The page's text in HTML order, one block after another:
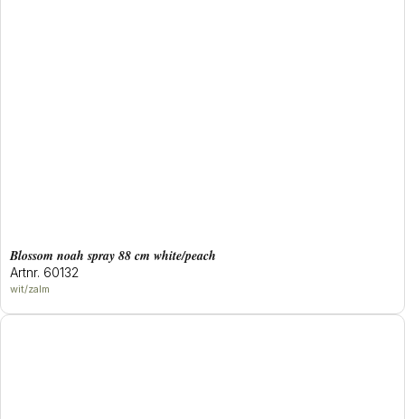
blossom noah spray 88 cm white/peach
Artnr. 60132
wit/zalm